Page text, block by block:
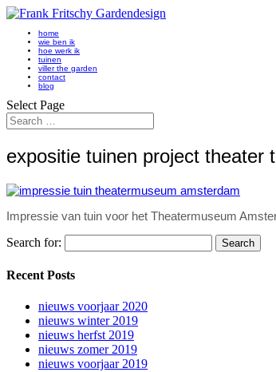
home
wie ben ik
hoe werk ik
tuinen
viller the garden
contact
blog
Select Page
expositie tuinen project theater
Impressie van tuin voor het Theatermuseum
Search for:
Recent Posts
nieuws voorjaar 2020
nieuws winter 2019
nieuws herfst 2019
nieuws zomer 2019
nieuws voorjaar 2019